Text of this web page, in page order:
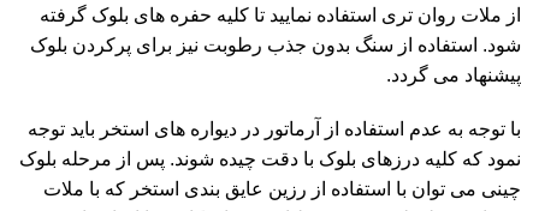
از ملات روان تری استفاده نمایید تا کلیه حفره های بلوک گرفته
شود. استفاده از سنگ بدون جذب رطوبت نیز برای پرکردن بلوک
پیشنهاد می گردد.
با توجه به عدم استفاده از آرماتور در دیواره های استخر باید توجه
نمود که کلیه درزهای بلوک با دقت چیده شوند. پس از مرحله بلوک
چینی می توان با استفاده از رزین عایق بندی استخر که با ملات